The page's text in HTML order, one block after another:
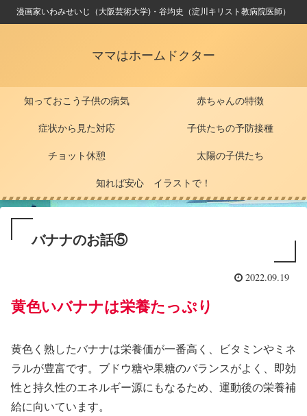
漫画家いわみせいじ（大阪芸術大学)・谷均史（淀川キリスト教病院医師）
ママはホームドクター
知っておこう子供の病気 赤ちゃんの特徴
症状から見た対応 子供たちの予防接種
チョット休憩 太陽の子供たち
知れば安心 イラストで！
バナナのお話⑤
2022.09.19
黄色いバナナは栄養たっぷり
黄色く熟したバナナは栄養価が一番高く、ビタミンやミネ
ラルが豊富です。ブドウ糖や果糖のバランスがよく、即効
性と持久性のエネルギー源にもなるため、運動後の栄養補
給に向いています。